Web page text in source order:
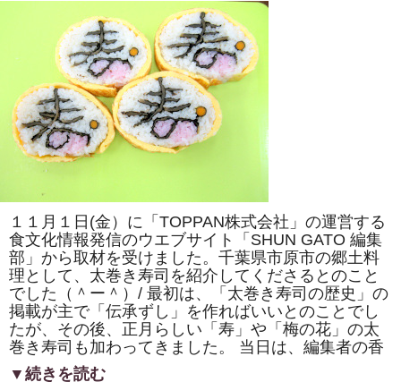
は
郷
土
料
理
「房
司
体
験
教
室」
で
「NHK
ワ
ー
ル
ド」
放
１１月１日(金）に「TOPPAN株式会社」の運営する
食文化情報発信のウエブサイト「SHUN GATO 編集
部」から取材を受けました。千葉県市原市の郷土料
理として、太巻き寿司を紹介してくださるとのこと
でした（＾ー＾）/ 最初は、「太巻き寿司の歴史」の
掲載が主で「伝承ずし」を作ればいいとのことでし
たが、その後、正月らしい「寿」や「梅の花」の太
巻き寿司も加わってきました。 当日は、編集者の香
▼続きを読む